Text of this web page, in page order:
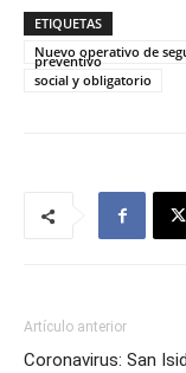
ETIQUETAS
Nuevo operativo de
preventivo
social y obligatorio
Artículo anterior
Coronavirus: San